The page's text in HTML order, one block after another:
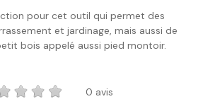
Acheter
pour cet outil qui permet des
et jardinage, mais aussi de
bois appelé aussi pied montoir.
0 avis